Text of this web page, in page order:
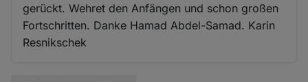
gerückt. Wehret den Anfängen und schon großen
Fortschritten. Danke Hamad Abdel-Samad. Karin
Resnikschek